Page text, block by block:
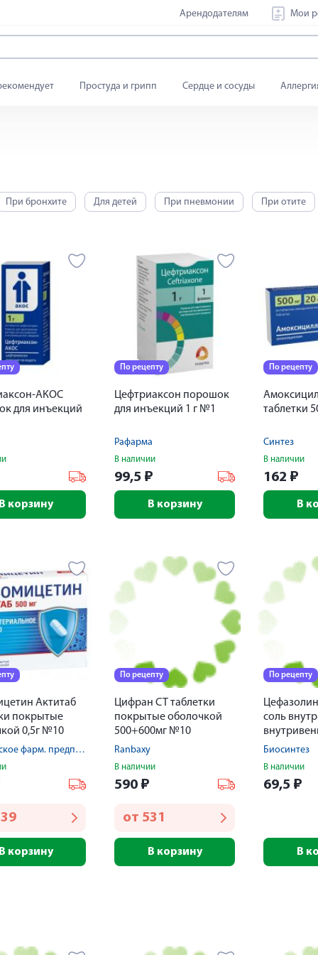
Арендодателям Мои
Простуда и грипп Сердце и сосуды
При бронхите Для детей При пневмонии При отите
АКОС
для инъекций
В корзину
По рецепту
Цефтриаксон порошок
для инъекций 1 г №1
Рафарма
В наличии
99,5 ₽
В корзину
По рецепту
таблетки
Синтез
В наличии
162 ₽
В
Актитаб
покрытые
0,5г №10
Оболенское фарм. предприятие/Алиум АО
В корзину
По рецепту
Цифран СТ таблетки
покрытые оболочкой
500+600мг №10
Ranbaxy
В наличии
590 ₽
от 531
В корзину
По рецепту
соль
для
Биосинтез
В наличии
69,5 ₽
В